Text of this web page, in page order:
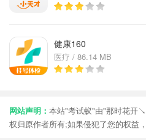
健康160
医疗 / 86.14 MB
网站声明： 本站"考试蚁"由"那时花开
权归原作者所有;如果侵犯了您的权益